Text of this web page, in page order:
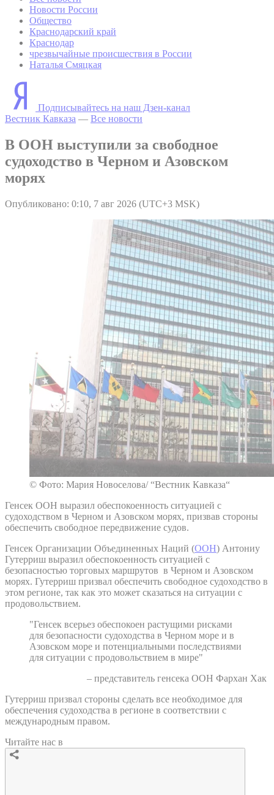
Новости России
Общество
Краснодарский край
Краснодар
чрезвычайные происшествия в России
Наталья Смяцкая
Подписывайтесь на наш Дзен-канал
Вестник Кавказа — Все новости
В ООН выступили за свободное
судоходство в Черном и Азовском
морях
Опубликовано: 0:10, 7 авг 2026 (UTC+3 MSK)
© Фото: Мария Новоселова/ “Вестник Кавказа“
Генсек ООН выразил обеспокоенность ситуацией с
судоходством в Черном и Азовском морях, призвав стороны
обеспечить свободное передвижение судов.
Генсек Организации Объединенных Наций (ООН) Антониу
Гутерриш выразил обеспокоенность ситуацией с
безопасностью торговых маршрутов в Черном и Азовском
морях. Гутерриш призвал обеспечить свободное судоходство в
этом регионе, так как это может сказаться на ситуации с
продовольствием.
"Генсек всерьез обеспокоен растущими рисками
для безопасности судоходства в Черном море и в
Азовском море и потенциальными последствиями
для ситуации с продовольствием в мире"
– представитель генсека ООН Фархан Хак
Гутерриш призвал стороны сделать все необходимое для
обеспечения судоходства в регионе в соответствии с
международным правом.
Читайте нас в